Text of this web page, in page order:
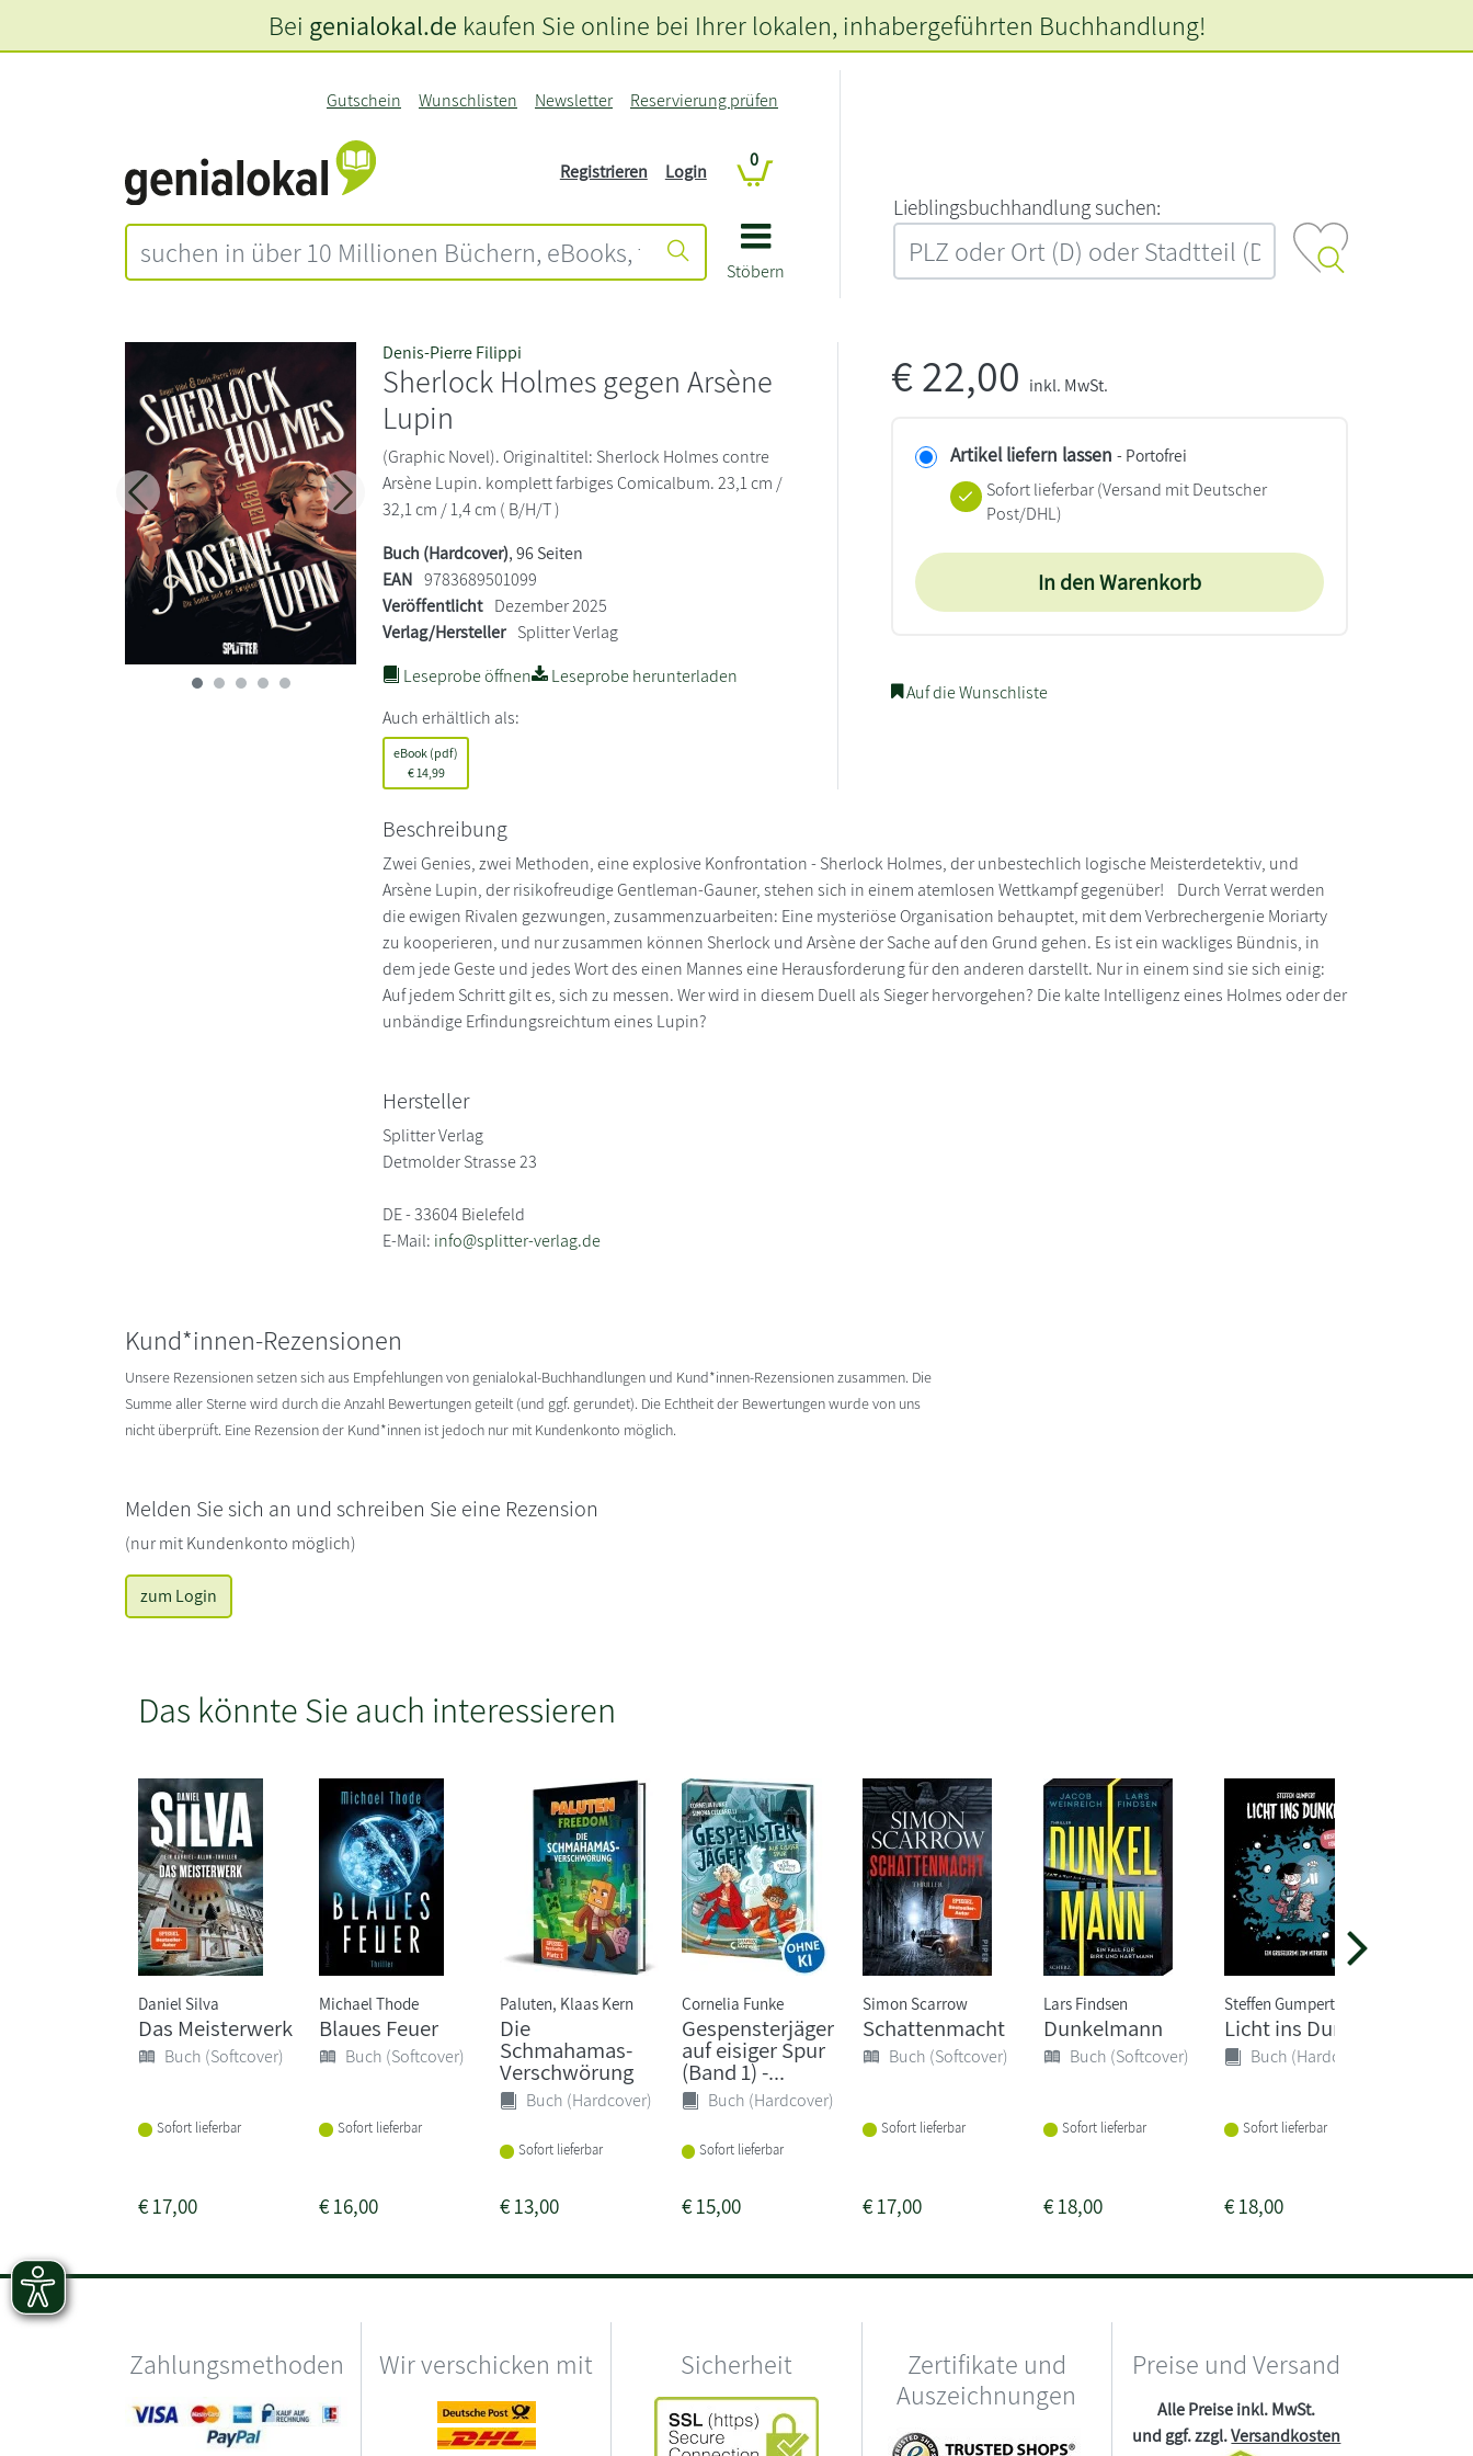
Stöbern
Gutschein Wunschlisten Newsletter Reservierung prüfen
Registrieren Login
0
L‍i‍e‍b‍l‍i‍n‍g‍s‍b‍u‍c‍h‍h‍a‍n‍d‍l‍u‍n‍g‍ ‍s‍u‍c‍h‍e‍n‍:‍
Bei genialokal.de kaufen Sie online bei Ihrer lokalen, inhabergeführten Buchhandlung!
Zurück Weiter
Denis-Pierre Filippi
Sherlock Holmes gegen Arsène
Lupin
(Graphic Novel). Originaltitel: Sherlock Holmes contre
Arsène Lupin. komplett farbiges Comicalbum. 23,1 cm /
32,1 cm / 1,4 cm ( B/H/T )
Buch (Hardcover), 96 Seiten
EAN 9783689501099
Veröffentlicht Dezember 2025
Verlag/Hersteller Splitter Verlag
Leseprobe öffnen
Leseprobe herunterladen
Auch erhältlich als:
eBook (pdf)
€14,99
€22,00 inkl. MwSt.
Artikel liefern lassen - Portofrei
Sofort lieferbar(Versand mit Deutscher
Post/DHL)
In den Warenkorb
Auf die Wunschliste
Beschreibung
Zwei Genies, zwei Methoden, eine explosive Konfrontation - Sherlock Holmes, der unbestechlich logische Meisterdetektiv, und
Arsène Lupin, der risikofreudige Gentleman-Gauner, stehen sich in einem atemlosen Wettkampf gegenüber! Durch Verrat werden
die ewigen Rivalen gezwungen, zusammenzuarbeiten: Eine mysteriöse Organisation behauptet, mit dem Verbrechergenie Moriarty
zu kooperieren, und nur zusammen können Sherlock und Arsène der Sache auf den Grund gehen. Es ist ein wackliges Bündnis, in
dem jede Geste und jedes Wort des einen Mannes eine Herausforderung für den anderen darstellt. Nur in einem sind sie sich einig:
Auf jedem Schritt gilt es, sich zu messen. Wer wird in diesem Duell als Sieger hervorgehen? Die kalte Intelligenz eines Holmes oder der
unbändige Erfindungsreichtum eines Lupin?
Hersteller
Splitter Verlag
Detmolder Strasse 23
DE - 33604 Bielefeld
E-Mail: info@splitter-verlag.de
Kund*innen-Rezensionen
Unsere Rezensionen setzen sich aus Empfehlungen von genialokal-Buchhandlungen und Kund*innen-Rezensionen zusammen. Die
Summe aller Sterne wird durch die Anzahl Bewertungen geteilt (und ggf. gerundet). Die Echtheit der Bewertungen wurde von uns
nicht überprüft. Eine Rezension der Kund*innen ist jedoch nur mit Kundenkonto möglich.
Melden Sie sich an und schreiben Sie eine Rezension
(nur mit Kundenkonto möglich)
zum Login
Das könnte Sie auch interessieren
Daniel Silva
Das Meisterwerk
Buch (Softcover)
Sofort lieferbar
€17,00
Michael Thode
Blaues Feuer
Buch (Softcover)
Sofort lieferbar
€16,00
Paluten, Klaas Kern
Die
Schmahamas-
Verschwörung
Buch (Hardcover)
Sofort lieferbar
€13,00
Cornelia Funke
Gespensterjäger
auf eisiger Spur
(Band 1) -...
Buch (Hardcover)
Sofort lieferbar
€15,00
Simon Scarrow
Schattenmacht
Buch (Softcover)
Sofort lieferbar
€17,00
Lars Findsen
Dunkelmann
Buch (Softcover)
Sofort lieferbar
€18,00
Steffen Gumpert
Licht ins Dunkel
Buch (Hardcover)
Sofort lieferbar
€18,00
Zahlungsmethoden Wir verschicken mit Sicherheit
Zertifikate und
Auszeichnungen
Preise und Versand
Alle Preise inkl. MwSt.
und ggf. zzgl.Versandkosten